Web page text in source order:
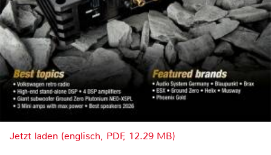
Jetzt laden (englisch, PDF, 12.29 MB)